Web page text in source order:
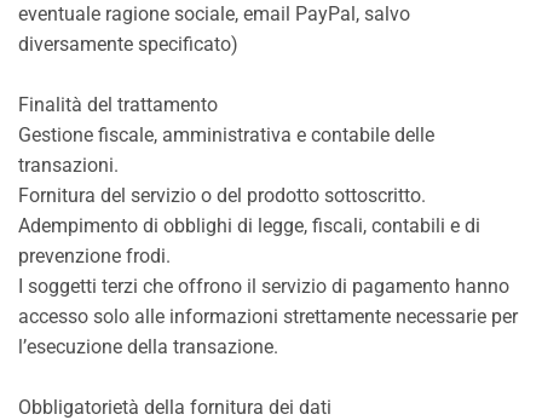
eventuale ragione sociale, email PayPal, salvo
diversamente specificato)
Finalità del trattamento
Gestione fiscale, amministrativa e contabile delle
transazioni.
Fornitura del servizio o del prodotto sottoscritto.
Adempimento di obblighi di legge, fiscali, contabili e di
prevenzione frodi.
I soggetti terzi che offrono il servizio di pagamento hanno
accesso solo alle informazioni strettamente necessarie per
l’esecuzione della transazione.
Obbligatorietà della fornitura dei dati